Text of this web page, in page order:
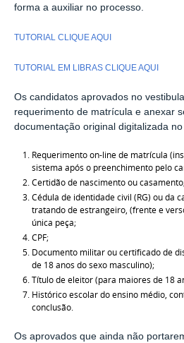
forma a auxiliar no processo.
TUTORIAL CLIQUE AQUI
TUTORIAL EM LIBRAS CL IQUE AQUI
Os candidatos aprovados no
requerimento de matrícula e anexar
documentação original digitalizada
Requerimentoon-linede matrícula
sistema após o preenchimento pelo
Certidão de nascimento ouc
Cédula de identidadecivil (RG) ou da c
tratando de estrangeiro, (frente e
única peça;
CPF;
Documento militar oucertificado ded
de 18 anos do sexo masculino);
Título deeleitor (para maiores de 18
Históricoescolar doensino médio,
conclusão.
Os aprovados que ainda não